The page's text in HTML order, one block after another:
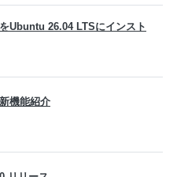
Ubuntu 26.04 LTSにインスト
機能紹介